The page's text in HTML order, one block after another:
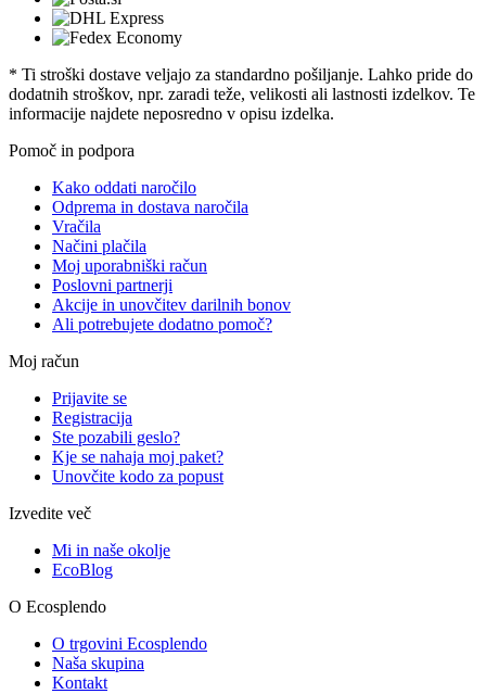
* Ti stroški dostave veljajo za standardno pošiljanje. Lahko pride do
dodatnih stroškov, npr. zaradi teže, velikosti ali lastnosti izdelkov. Te
informacije najdete neposredno v opisu izdelka.
Pomoč in podpora
Kako oddati naročilo
Odprema in dostava naročila
Vračila
Načini plačila
Moj uporabniški račun
Poslovni partnerji
Akcije in unovčitev darilnih bonov
Ali potrebujete dodatno pomoč?
Moj račun
Prijavite se
Registracija
Ste pozabili geslo?
Kje se nahaja moj paket?
Unovčite kodo za popust
Izvedite več
Mi in naše okolje
EcoBlog
O Ecosplendo
O trgovini Ecosplendo
Naša skupina
Kontakt